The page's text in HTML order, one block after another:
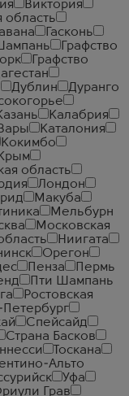
Виктория
область
Гавана
Гасконь
Графство
Графство
Дублин
Дуранго
Калабрия
Каталония
Кокимбо
Крым
область
Лондон
Макуба
Мельбурн
Московская
Ниигата
Орегон
Пенза
Пермь
Пти Шампань
Ростовская
Петербург
Спейсайд
Страна Басков
Тоскана
Альто
Уфа
Грав